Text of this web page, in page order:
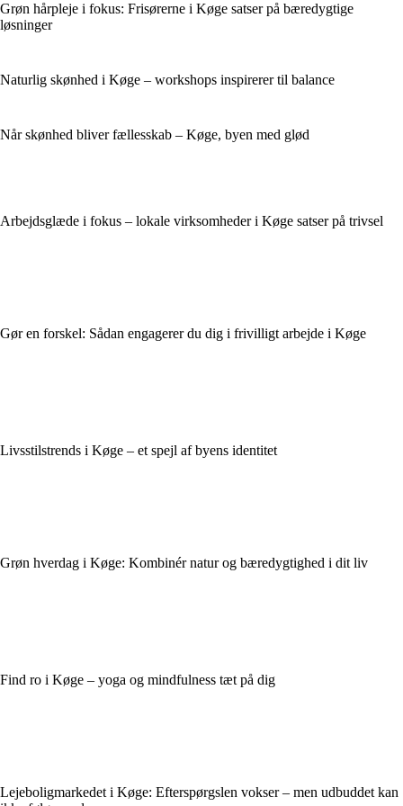
Grøn hårpleje i fokus: Frisørerne i Køge satser på bæredygtige
løsninger
Naturlig skønhed i Køge – workshops inspirerer til balance
Når skønhed bliver fællesskab – Køge, byen med glød
Arbejdsglæde i fokus – lokale virksomheder i Køge satser på trivsel
Gør en forskel: Sådan engagerer du dig i frivilligt arbejde i Køge
Livsstilstrends i Køge – et spejl af byens identitet
Grøn hverdag i Køge: Kombinér natur og bæredygtighed i dit liv
Find ro i Køge – yoga og mindfulness tæt på dig
Lejeboligmarkedet i Køge: Efterspørgslen vokser – men udbuddet kan